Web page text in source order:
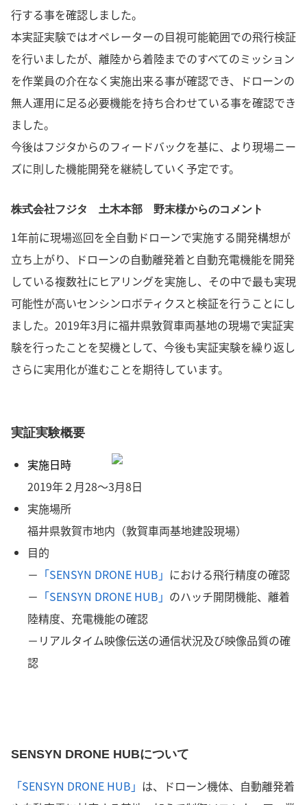
行する事を確認しました。
本実証実験ではオペレーターの目視可能範囲での飛行検証
を行いましたが、離陸から着陸までのすべてのミッション
を作業員の介在なく実施出来る事が確認でき、ドローンの
無人運用に足る必要機能を持ち合わせている事を確認でき
ました。
今後はフジタからのフィードバックを基に、より現場ニー
ズに則した機能開発を継続していく予定です。
株式会社フジタ 土木本部 野末様からのコメント
1年前に現場巡回を全自動ドローンで実施する開発構想が
立ち上がり、ドローンの自動離発着と自動充電機能を開発
している複数社にヒアリングを実施し、その中で最も実現
可能性が高いセンシンロボティクスと検証を行うことにし
ました。2019年3月に福井県敦賀車両基地の現場で実証実
験を行ったことを契機として、今後も実証実験を繰り返し
さらに実用化が進むことを期待しています。
実証実験概要
実施日時
2019年２月28～3月8日
実施場所
福井県敦賀市地内（敦賀車両基地建設現場）
目的
－ 「SENSYN DRONE HUB」 における飛行精度の確認
－ 「SENSYN DRONE HUB」 のハッチ開閉機能、離着
陸精度、充電機能の確認
－リアルタイム映像伝送の通信状況及び映像品質の確
認
SENSYN DRONE HUBについて
「SENSYN DRONE HUB」 は、ドローン機体、自動離発着